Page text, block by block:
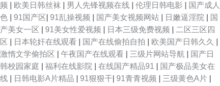
频
欧美日韩丝袜 男人先锋视频在线 伦理日韩电影
国产成人
色
91国产区 91乱操视频 国产美女视频网站 日嫩逼淫院
国
产美女一区
91美女性爱视频 日本三级免费视频
二区三区四
区
日本轮奸在线观看 国产在线偷拍自拍 欧美国产日韩久久
激惰文学偷拍区
午夜国产在线观看 三级片网站导航
国产日
韩校园家庭
福利在线影院 在线国产精品91
国产极品美女在
线
日韩电影A片精品 91狠狠干 91青青视频 三级黄色A片